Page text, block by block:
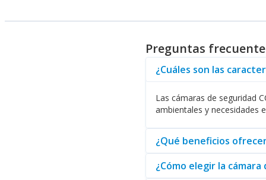
Aparte de las soluciones de
dispositivos permiten una
Otro aspecto que resalta es
datos valiosos. Este tipo de
Por último, los usuarios
acceder a la información en
Preguntas
¿Cuáles son las
Las cámaras de seguridad
ambientales y necesidades
¿Qué beneficios
¿Cómo elegir la